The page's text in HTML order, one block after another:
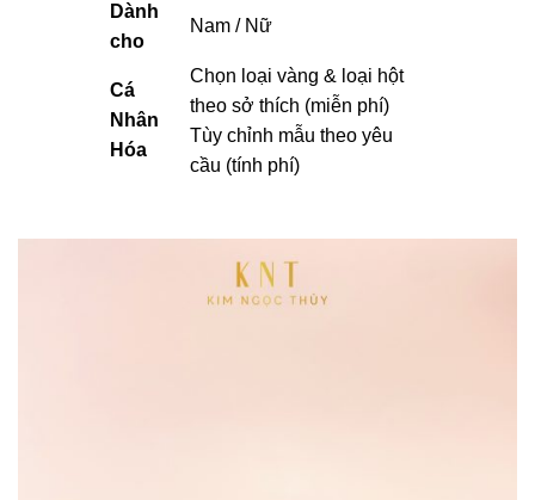
Dành
cho
Nam / Nữ
Cá
Nhân
Hóa
Chọn loại vàng & loại hột
theo sở thích (miễn phí)
Tùy chỉnh mẫu theo yêu
cầu (tính phí)